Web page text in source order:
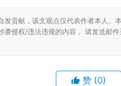
发贡献，该文观点仅代表作者本人。
袭侵权/违法违规的内容， 请发送邮
赞 (0)